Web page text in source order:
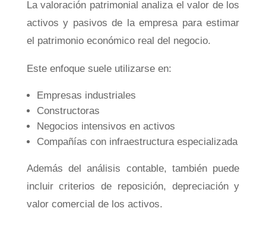
La valoración patrimonial analiza el valor de los
activos y pasivos de la empresa para estimar
el patrimonio económico real del negocio.
Este enfoque suele utilizarse en:
Empresas industriales
Constructoras
Negocios intensivos en activos
Compañías con infraestructura especializada
Además del análisis contable, también puede
incluir criterios de reposición, depreciación y
valor comercial de los activos.